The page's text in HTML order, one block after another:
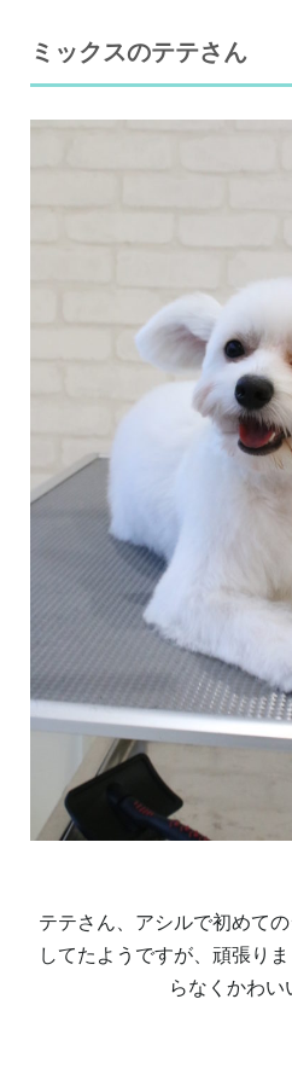
ミックスのテテさん
テテさん、アシルで初めて
してたようですが、頑張り
らなくかわい